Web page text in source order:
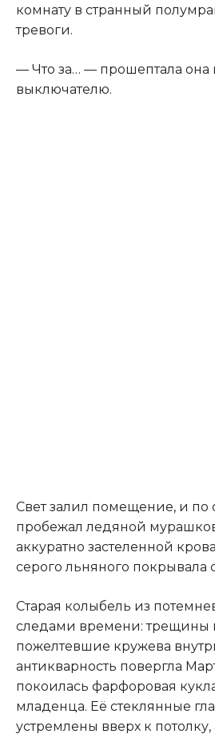
комнату в странный
тревоги.
— Что за… — прошептала она
выключателю.
Свет залил помещение, и по
пробежал ледяной
аккуратно застеленной
серого льняного покрывала
Старая колыбель из
следами времени: трещины
пожелтевшие кружева
антикварность повергла
покоилась фарфоровая
младенца. Её стеклянные
устремлены вверх к